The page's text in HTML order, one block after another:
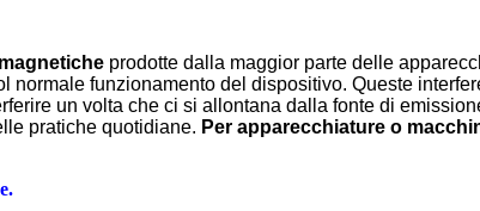
prodotte dalla maggior parte delle
normale funzionamento del dispositivo. Queste
un volta che ci si allontana dalla fonte di
pratiche quotidiane. Per apparecchiature o